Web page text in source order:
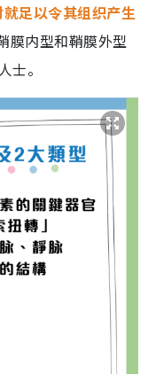
足以令其组织产生
膜内型和鞘膜外型
士。